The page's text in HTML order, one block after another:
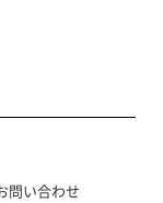
問い合わせ